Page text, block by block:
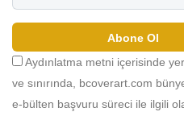
Abone Ol
Aydınlatma metni içerisinde
ve sınırında, bcoverart.com
e-bülten başvuru süreci ile ilgili